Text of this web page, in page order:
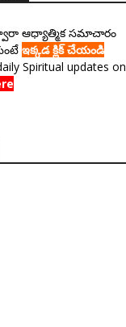
ఆధ్యాత్మిక సమాచారం
ఇక్కడ క్లిక్ చేయండి
Spiritual updates on